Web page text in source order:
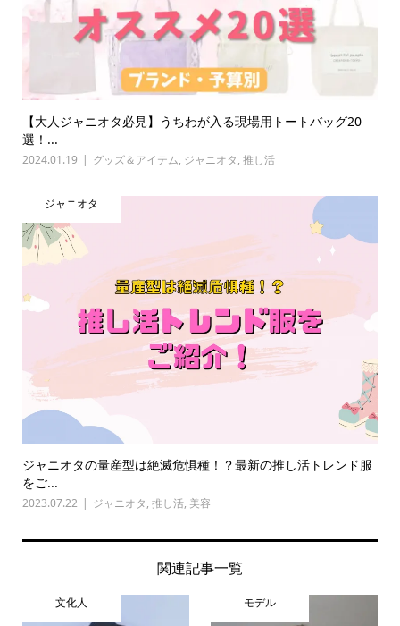
【大人ジャニオタ必見】うちわが入る現場用トートバッグ20
選！...
2024.01.19 グッズ＆アイテム, ジャニオタ, 推し活
ジャニオタ
ジャニオタの量産型は絶滅危惧種！？最新の推し活トレンド服
をご...
2023.07.22 ジャニオタ, 推し活, 美容
関連記事一覧
文化人 モデル